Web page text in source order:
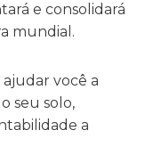
e consolidará
mundial.
ajudar você a
seu solo,
a